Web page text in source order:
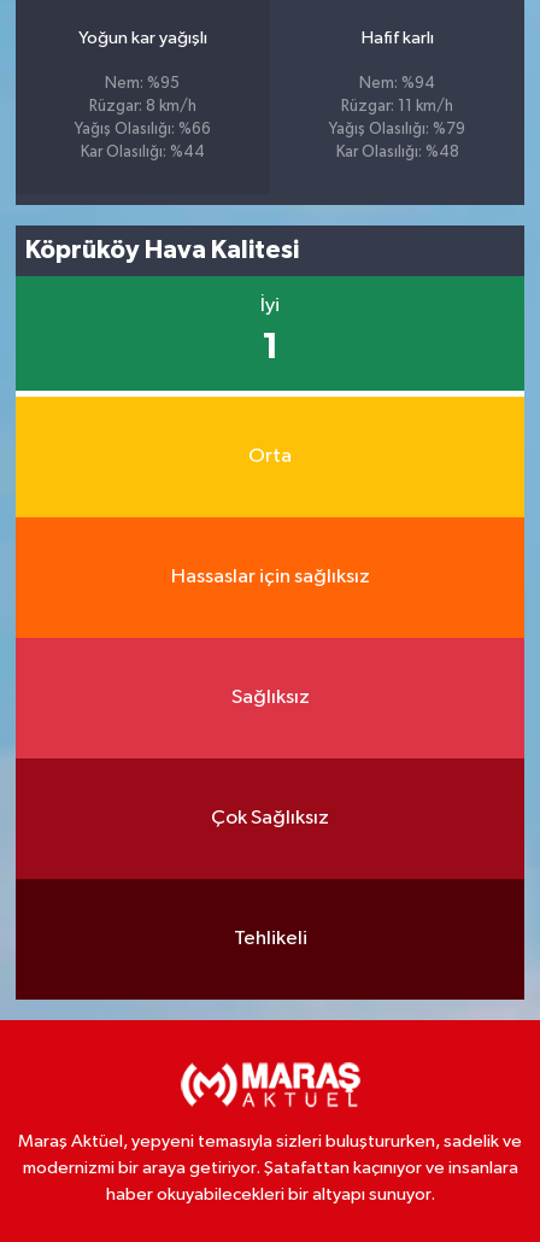
Yoğun kar yağışlı
Nem: %95
Rüzgar: 8 km/h
Yağış Olasılığı: %66
Kar Olasılığı: %44
Hafif karlı
Nem: %94
Rüzgar: 11 km/h
Yağış Olasılığı: %79
Kar Olasılığı: %48
Köprüköy Hava Kalitesi
İyi
1
Orta
Hassaslar için sağlıksız
Sağlıksız
Çok Sağlıksız
Tehlikeli
Maraş Aktüel, yepyeni temasıyla sizleri buluştururken, sadelik ve
modernizmi bir araya getiriyor. Şatafattan kaçınıyor ve insanlara
haber okuyabilecekleri bir altyapı sunuyor.